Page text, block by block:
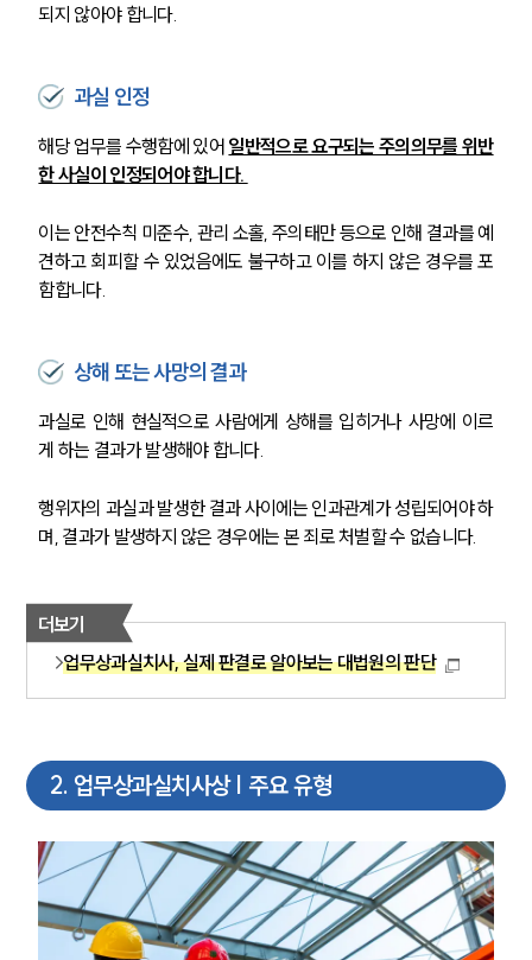
되지 않아야 합니다.
과실 인정
해당 업무를 수행함에 있어 일반적으로 요구되는 주의의무를 위반
한 사실이 인정되어야 합니다.
이는 안전수칙 미준수, 관리 소홀, 주의태만 등으로 인해 결과를 예
견하고 회피할 수 있었음에도 불구하고 이를 하지 않은 경우를 포
함합니다.
상해 또는 사망의 결과
과실로 인해 현실적으로 사람에게 상해를 입히거나 사망에 이르
게 하는 결과가 발생해야 합니다.
행위자의 과실과 발생한 결과 사이에는 인과관계가 성립되어야 하
며, 결과가 발생하지 않은 경우에는 본 죄로 처벌할 수 없습니다.
더보기
업무상과실치사, 실제 판결로 알아보는 대법원의 판단
2. 업무상과실치사상 | 주요 유형